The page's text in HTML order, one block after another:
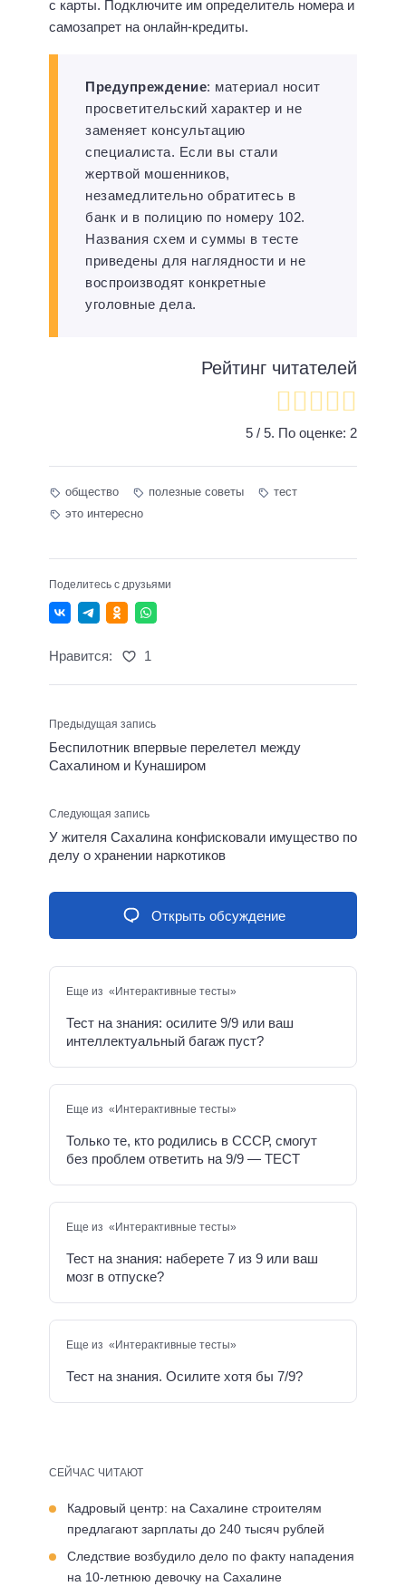
с карты. Подключите им определитель номера и
самозапрет на онлайн-кредиты.
Предупреждение: материал носит
просветительский характер и не
заменяет консультацию
специалиста. Если вы стали
жертвой мошенников,
незамедлительно обратитесь в
банк и в полицию по номеру 102.
Названия схем и суммы в тесте
приведены для наглядности и не
воспроизводят конкретные
уголовные дела.
Рейтинг читателей
5 / 5. По оценке: 2
общество полезные советы
тест
это интересно
Поделитесь с друзьями
Нравится: 1
Предыдущая запись
Беспилотник впервые перелетел между
Сахалином и Кунаширом
Следующая запись
У жителя Сахалина конфисковали имущество по
делу о хранении наркотиков
Открыть обсуждение
Еще из «Интерактивные тесты»
Тест на знания: осилите 9/9 или ваш
интеллектуальный багаж пуст?
Еще из «Интерактивные тесты»
Только те, кто родились в СССР, смогут
без проблем ответить на 9/9 — ТЕСТ
Еще из «Интерактивные тесты»
Тест на знания: наберете 7 из 9 или ваш
мозг в отпуске?
Еще из «Интерактивные тесты»
Тест на знания. Осилите хотя бы 7/9?
СЕЙЧАС ЧИТАЮТ
Кадровый центр: на Сахалине строителям
предлагают зарплаты до 240 тысяч рублей
Следствие возбудило дело по факту нападения
на 10-летнюю девочку на Сахалине